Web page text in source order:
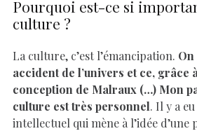
Pourquoi est-ce si
culture ?
La culture, c’est l’émancipation. On
accident de l’univers et ce, grâce
conception de Malraux (…) Mon
culture est très personnel. Il y a
intellectuel qui mène à l’idée